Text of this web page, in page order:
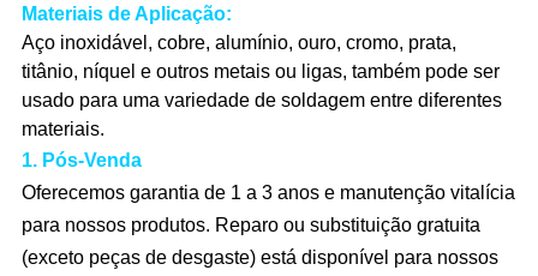
Materiais de Aplicação:
Aço inoxidável, cobre, alumínio, ouro, cromo, prata,
titânio, níquel e outros metais ou ligas, também pode ser
usado para uma variedade de soldagem entre diferentes
materiais.
1. Pós-Venda
Oferecemos garantia de 1 a 3 anos e manutenção vitalícia
para nossos produtos. Reparo ou substituição gratuita
(exceto peças de desgaste) está disponível para nossos